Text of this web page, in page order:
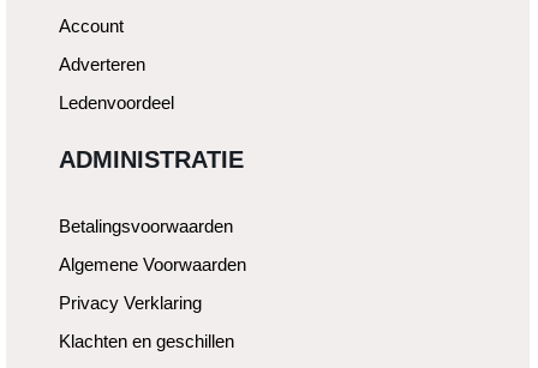
Account
Adverteren
Ledenvoordeel
ADMINISTRATIE
Betalingsvoorwaarden
Algemene Voorwaarden
Privacy Verklaring
Klachten en geschillen